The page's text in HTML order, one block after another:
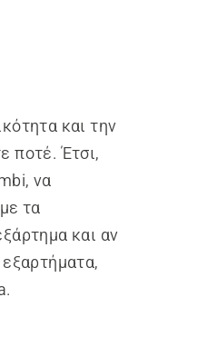
και την
ποτέ. Έτσι,
να
τα
και αν